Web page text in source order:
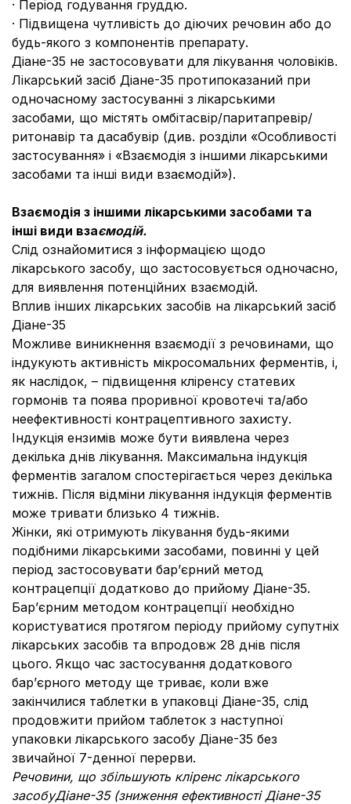
· Період годування груддю.
· Підвищена чутливість до діючих речовин або до
будь-якого з компонентів препарату.
Діане-35 не застосовувати для лікування чоловіків.
Лікарський засіб Діане-35 протипоказаний при
одночасному застосуванні з лікарськими
засобами, що містять омбітасвір/паритапревір/
ритонавір та даcабувір (див. розділи «Особливості
застосування» і «Взаємодія з іншими лікарськими
засобами та інші види взаємодій»).
Взаємодія з іншими лікарськими засобами та
інші види взаємодій.
Слід ознайомитися з інформацією щодо
лікарського засобу, що застосовується одночасно,
для виявлення потенційних взаємодій.
Вплив інших лікарських засобів на лікарський засіб
Діане-35
Можливе виникнення взаємодії з речовинами, що
індукують активність мікросомальних ферментів, і,
як наслідок, – підвищення кліренсу статевих
гормонів та поява проривної кровотечі та/або
неефективності контрацептивного захисту.
Індукція ензимів може бути виявлена через
декілька днів лікування. Максимальна індукція
ферментів загалом спостерігається через декілька
тижнів. Після відміни лікування індукція ферментів
може тривати близько 4 тижнів.
Жінки, які отримують лікування будь-якими
подібними лікарськими засобами, повинні у цей
період застосовувати бар’єрний метод
контрацепції додатково до прийому Діане-35.
Бар’єрним методом контрацепції необхідно
користуватися протягом періоду прийому супутніх
лікарських засобів та впродовж 28 днів після
цього. Якщо час застосування додаткового
бар’єрного методу ще триває, коли вже
закінчилися таблетки в упаковці Діане-35, слід
продовжити прийом таблеток з наступної
упаковки лікарського засобу Діане-35 без
звичайної 7-денної перерви.
Речовини, що збільшують кліренс лікарського
засобуДіане-35 (зниження ефективності Діане-35